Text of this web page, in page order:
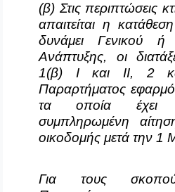
(β) Στις περιπτώσεις
απαιτείται η
δυνάμει Γενικού ή
Ανάπτυξης, οι
1(β) I και II, 2
Παραρτήματος
τα οποία έχει
συμπληρωμένη
οικοδομής μετά την 1
Για τους